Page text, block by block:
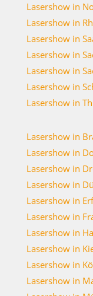
Lasershow in
Lasershow in
Lasershow in
Lasershow in
Lasershow in
Lasershow in
Lasershow in
Lasershow in
Lasershow in
Lasershow in
Lasershow in
Lasershow in
Lasershow in
Lasershow in
Lasershow in
Lasershow in
Lasershow in